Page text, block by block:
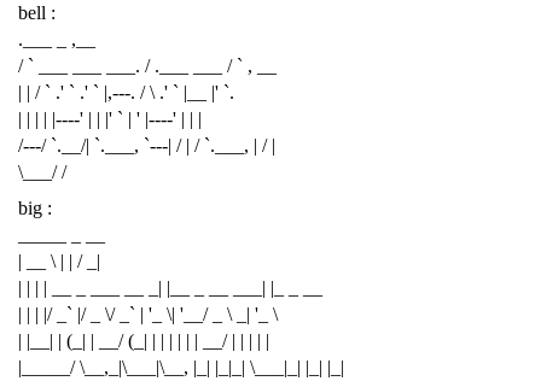
bell :
.___ _ ,__
/ ` ___ ___ ___. / .___ ___ / ` , __
| | / ` .' ` .' ` |,---. / \ .' ` |__ |' `.
| | | | |----' | | |' ` | ' |----' | | |
/---/ `.__/| `.___, `---| / | / `.___, | / |
\___/ /
big :
| __ \ | | / _|
| | | | __ _ ___ __ _| |__ _ __ ___| |_ _ __
| | | |/ _` |/ _ \/ _` | '_ \| '__/ _ \ _| '_ \
| |__| | (_| | __/ (_| | | | | | | __/ | | | | |
|_____/ \__,_|\___|\__, |_| |_|_| \___|_| |_| |_|